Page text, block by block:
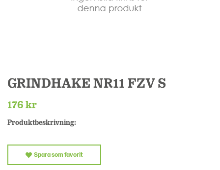
GRINDHAKE NR11 FZV S
176 kr
Produktbeskrivning:
Spara som favorit